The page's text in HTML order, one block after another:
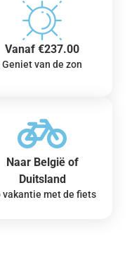
Vanaf €237.00
Geniet van de zon
Naar België of
Duitsland
vakantie met de fiets